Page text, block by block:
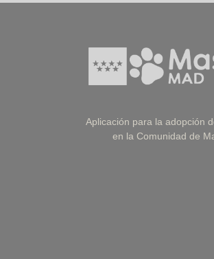
Aplicación para la adopción
en la Comunidad de